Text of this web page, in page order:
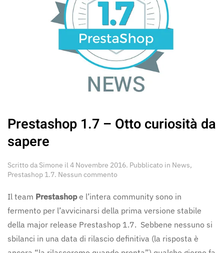
Prestashop 1.7 – Otto curiosità da
sapere
Scritto da Simone il4 Novembre 2016. Pubblicato in News,
Prestashop 1.7. Nessun commento
–
Otto
curiosità
da
sapere
Il team Prestashope l’intera community sono in
fermento per l’avvicinarsi della prima versione stabile
della major release Prestashop 1.7. Sebbene nessuno si
sbilanci in una data di rilascio definitiva (la risposta è